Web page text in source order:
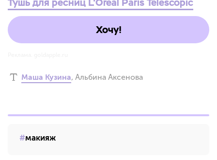
Хочу!
Маша Кузина, Альбина Аксенова
макияж